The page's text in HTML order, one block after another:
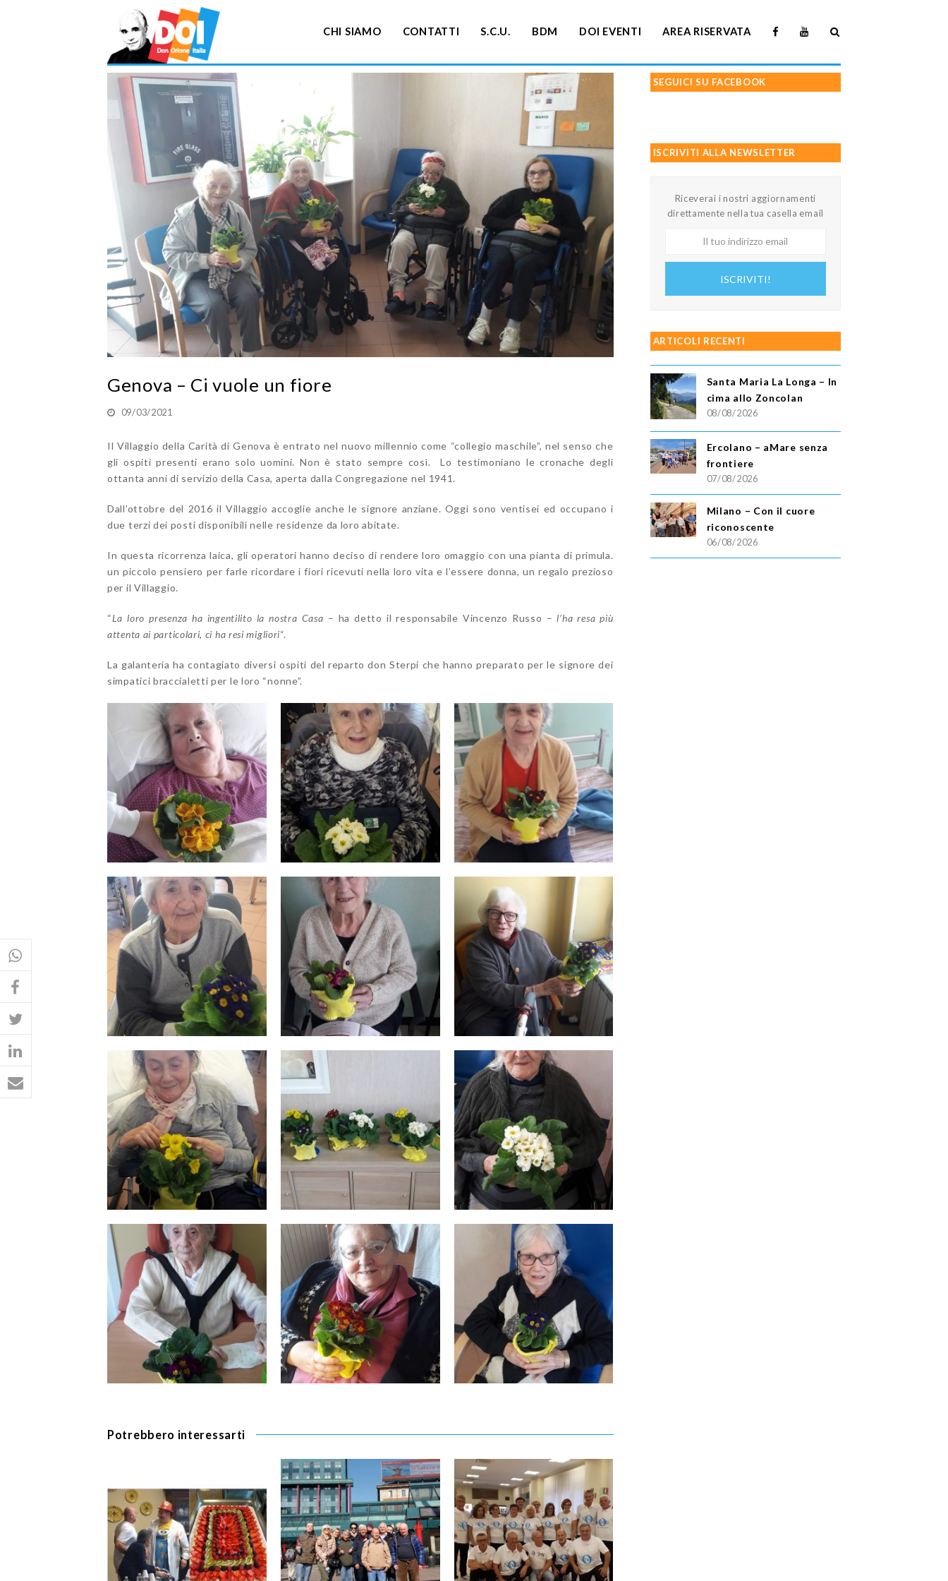
CHI SIAMO CONTATTI S.C.U. BDM DOI EVENTI AREA RISERVATA
Genova – Ci vuole un fiore
09/03/2021
Il Villaggio della Carità di Genova è entrato nel nuovo millennio come “collegio maschile”, nel senso che
gli ospiti presenti erano solo uomini. Non è stato sempre così. Lo testimoniano le cronache degli
ottanta anni di servizio della Casa, aperta dalla Congregazione nel 1941.
Dall’ottobre del 2016 il Villaggio accoglie anche le signore anziane. Oggi sono ventisei ed occupano i
due terzi dei posti disponibili nelle residenze da loro abitate.
In questa ricorrenza laica, gli operatori hanno deciso di rendere loro omaggio con una pianta di primula.
un piccolo pensiero per farle ricordare i fiori ricevuti nella loro vita e l’essere donna, un regalo prezioso
per il Villaggio.
“La loro presenza ha ingentilito la nostra Casa – ha detto il responsabile Vincenzo Russo – l’ha resa più
attenta ai particolari, ci ha resi migliori“.
La galanteria ha contagiato diversi ospiti del reparto don Sterpi che hanno preparato per le signore dei
simpatici braccialetti per le loro “nonne”.
Potrebbero interessarti
SEGUICI SU FACEBOOK
ISCRIVITI ALLA NEWSLETTER
Riceverai i nostri aggiornamenti
direttamente nella tua casella email
ISCRIVITI!
ARTICOLI RECENTI
Santa Maria La Longa – In
cima allo Zoncolan
08/08/2026
Ercolano – aMare senza
frontiere
07/08/2026
Milano – Con il cuore
riconoscente
06/08/2026